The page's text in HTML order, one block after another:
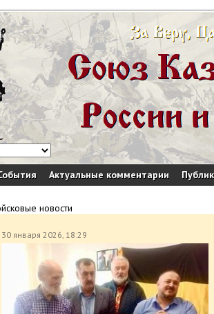
Актуальные комментарии
новости
30 января 2026, 18:29